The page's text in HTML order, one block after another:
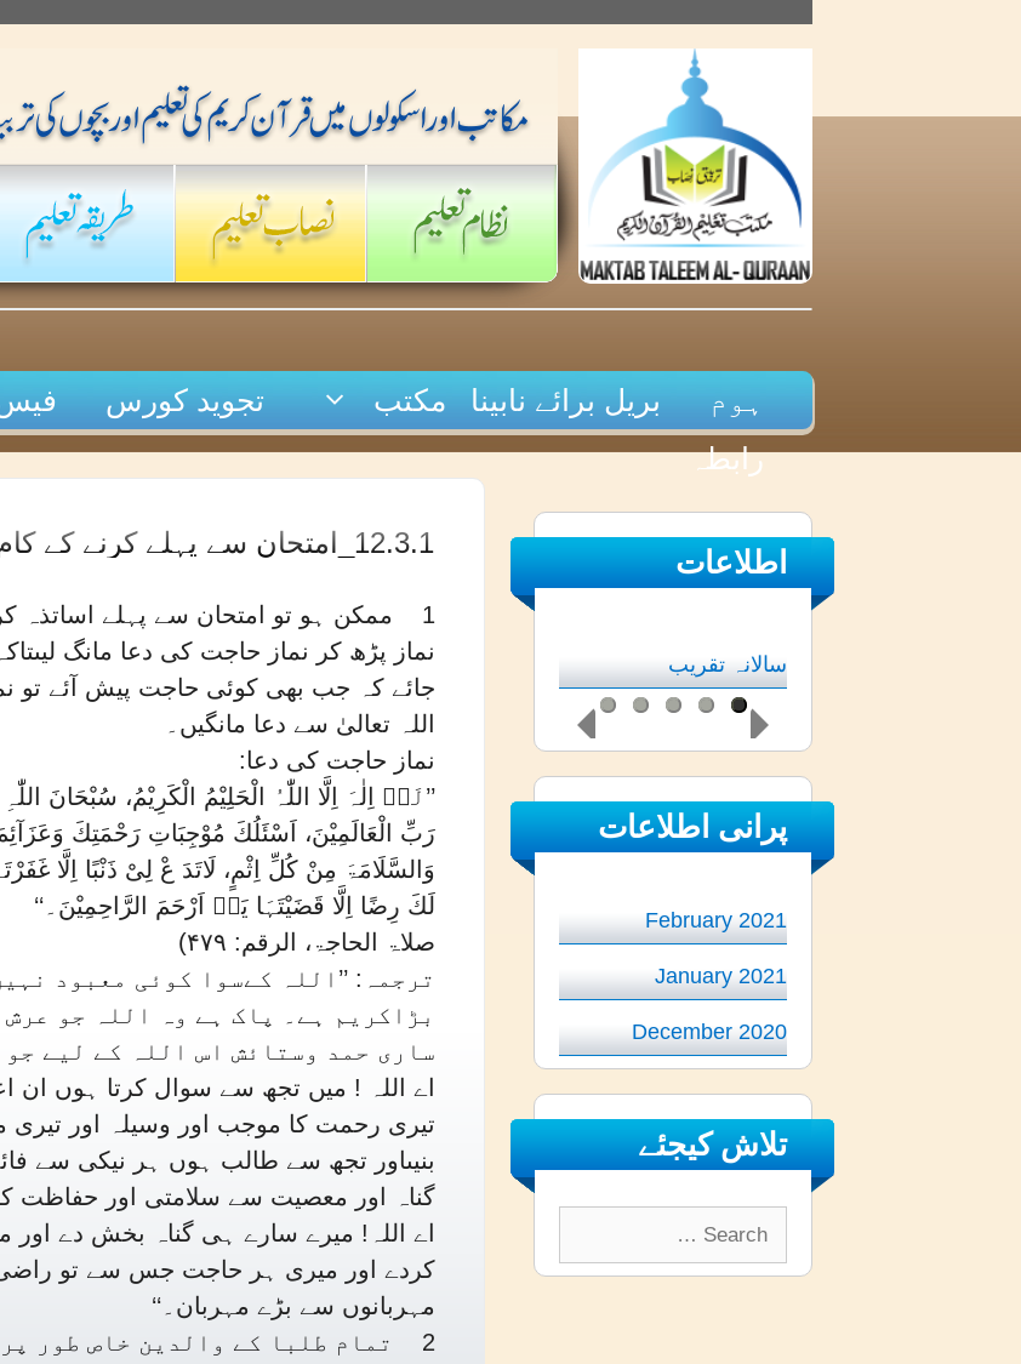
to
ہوم بریل برائے نابینا مکتب تجوید کورس
رابطہ
12.3.1_امتحان سے پہلے کرنے کے کام
1 ممکن ہو تو امتحان سے پہلے اساتذہ
نماز پڑھ کر نماز حاجت کی دعا مانگ
جائے کہ جب بھی کوئی حاجت پیش آئے تو
اللہ تعالیٰ سے دعا مانگیں۔
نماز حاجت کی دعا:
’’لَاۤ اِلٰہَ اِلَّا اللّٰہُ الْحَلِیْمُ الْکَرِیْمُ، سُبْحَانَ
رَبِّ الْعَالَمِیْنَ، اَسْئَلُكَ مُوْجِبَاتِ رَحْمَتِكَ
وَالسَّلَامَۃَ مِنْ کُلِّ اِثْمٍ، لَاتَدَ عْ لِیْ ذَنْبًا اِلَّا
لَكَ رِضًا اِلَّا قَضَیْتَہَا یَاۤ اَرْحَمَ الرَّاحِمِیْنَ۔‘‘
صلاۃ الحاجۃ، الرقم: ۴۷۹)
ترجمہ: ’’اللہ کےسوا کوئی معبود
بڑاکریم ہے۔ پاک ہے وہ اللہ جو
ساری حمد وستائش اس اللہ کے لیے جو
اے اللہ ! میں تجھ سے سوال کرتا ہوں ان
تیری رحمت کا موجب اور وسیلہ اور تیری
بنیںاور تجھ سے طالب ہوں ہر نیکی سے
گناہ اور معصیت سے سلامتی اور حفاظت
اے اللہ! میرے سارے ہی گناہ بخش دے اور
کردے اور میری ہر حاجت جس سے تو
مہربانوں سے بڑے مہربان۔‘‘
2 تمام طلبا کے والدین خاص طور
اطلاعات
سالانہ تقریب
پرانی اطلاعات
February 2021
January 2021
December 2020
تلاش کیجئے